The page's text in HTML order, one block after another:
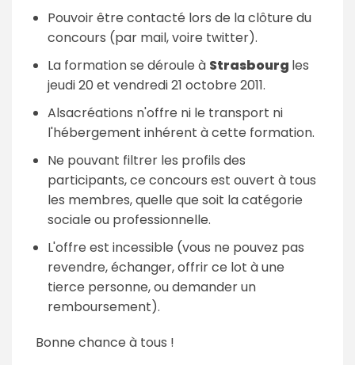
Pouvoir être contacté lors de la clôture du
concours (par mail, voire twitter).
La formation se déroule à Strasbourg les
jeudi 20 et vendredi 21 octobre 2011.
Alsacréations n'offre ni le transport ni
l'hébergement inhérent à cette formation.
Ne pouvant filtrer les profils des
participants, ce concours est ouvert à tous
les membres, quelle que soit la catégorie
sociale ou professionnelle.
L'offre est incessible (vous ne pouvez pas
revendre, échanger, offrir ce lot à une
tierce personne, ou demander un
remboursement).
Bonne chance à tous !